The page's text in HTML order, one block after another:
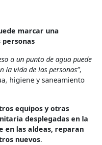
marcar una
a un punto de agua puede
la vida de las personas”,
higiene y saneamiento
equipos y otras
desplegadas en la
en las aldeas, reparan
nuevos.